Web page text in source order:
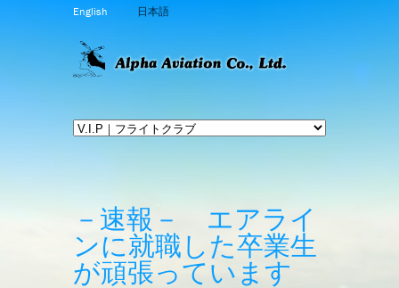
English 日本語
－速報－ エアライ
ンに就職した卒業生
が頑張っています